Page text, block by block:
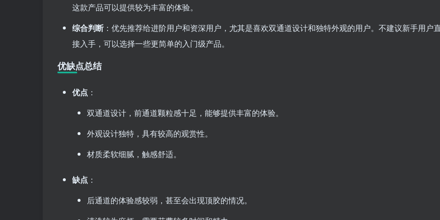
这款产品可以提供较为丰富的体验。
综合判断 ：优先推荐给进阶用户和资深用户，尤其是喜欢双通道设计和独特外观的用户。不建议新手用户
接入手，可以选择一些更简单的入门级产品。
优缺点总结
优点 ：
双通道设计，前通道颗粒感十足，能够提供丰富的体验。
外观设计独特，具有较高的观赏性。
材质柔软细腻，触感舒适。
缺点 ：
后通道的体验感较弱，甚至会出现顶胶的情况。